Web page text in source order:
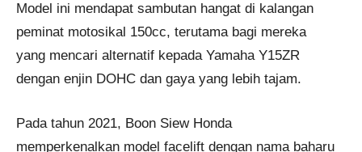
Model ini mendapat sambutan hangat di kalangan
peminat motosikal 150cc, terutama bagi mereka
yang mencari alternatif kepada Yamaha Y15ZR
dengan enjin DOHC dan gaya yang lebih tajam.
Pada tahun 2021, Boon Siew Honda
memperkenalkan model facelift dengan nama baharu